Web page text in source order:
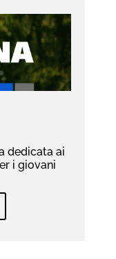
dedicata ai
i giovani